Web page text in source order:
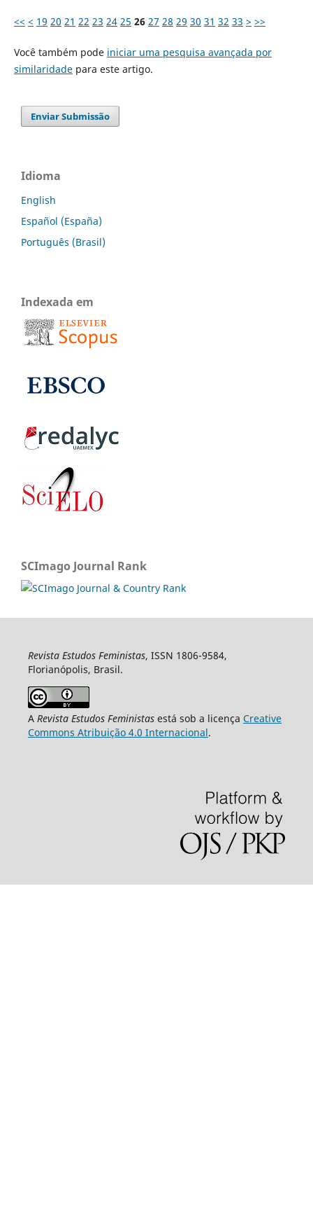
<< < 19 20 21 22 23 24 25 26 27 28 29 30 31 32 33 > >>
Você também pode iniciar uma pesquisa avançada por
similaridadepara este artigo.
Enviar Submissão
Idioma
English
Español (España)
Português (Brasil)
Indexada em
SCImago Journal Rank
Revista Estudos Feministas, ISSN 1806-9584,
Florianópolis, Brasil.
A Revista Estudos Feministasestá sob a licença Creative
Commons Atribuição 4.0 Internacional.